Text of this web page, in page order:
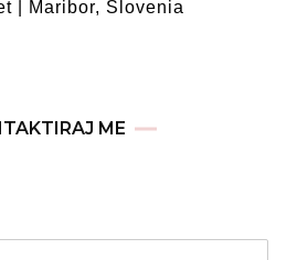
| Maribor, Slovenia
ME